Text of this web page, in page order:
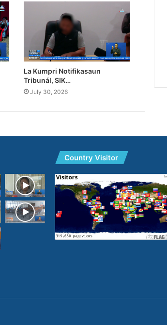
La Kumpri Notifikasaun
Tribunál, SIK…
July 30, 2026
Country Visitor